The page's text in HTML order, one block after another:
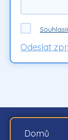
Odeslat
Domů